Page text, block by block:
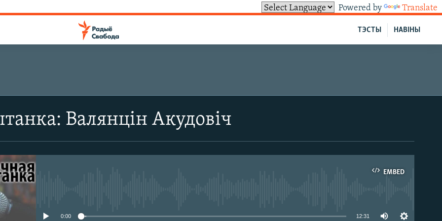
Powered by Translate
НАВІНЫ
ТЭСТЫ
Валянцін Акудовіч
EMBED
0:00 12:31